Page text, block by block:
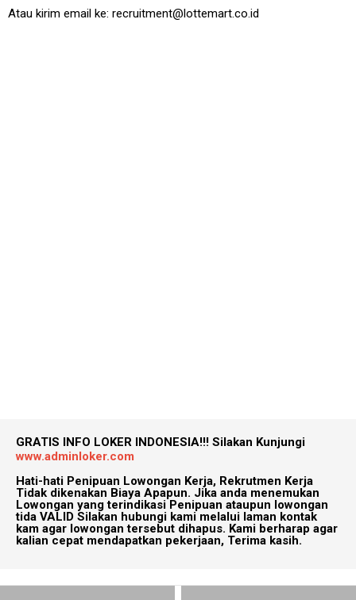
Atau kirim email ke: recruitment@lottemart.co.id
GRATIS INFO LOKER INDONESIA!!! Silakan Kunjungi
www.adminloker.com
Hati-hati Penipuan Lowongan Kerja, Rekrutmen Kerja
Tidak dikenakan Biaya Apapun. Jika anda menemukan
Lowongan yang terindikasi Penipuan ataupun lowongan
tida VALID Silakan hubungi kami melalui laman kontak
kam agar lowongan tersebut dihapus. Kami berharap agar
kalian cepat mendapatkan pekerjaan, Terima kasih.